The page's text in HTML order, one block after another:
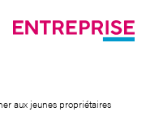
aux jeunes propriétaires